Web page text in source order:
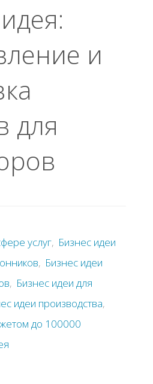
и
для
услуг, Бизнес идеи
, Бизнес идеи
, Бизнес идеи для
идеи производства,
до 100000